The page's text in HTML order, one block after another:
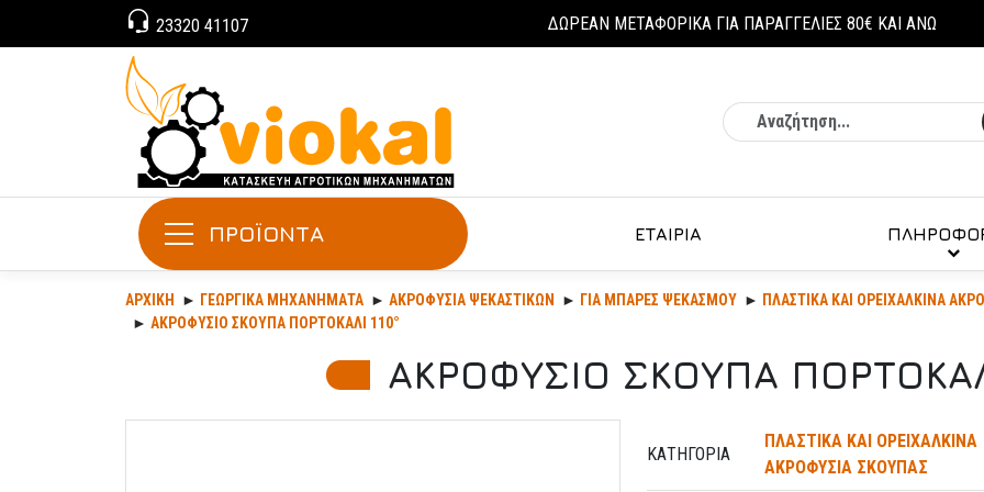
23320 41107 ΔΩΡΕΑΝ ΜΕΤΑΦΟΡΙΚΑ ΓΙΑ ΠΑΡΑΓΓΕΛΙΕΣ 80€ ΚΑΙ ΑΝΩ
ΠΡΟΪΟΝΤΑ ΕΤΑΙΡΙΑ
ΑΡΧΙΚΉ ΓΕΩΡΓΙΚΆ ΜΗΧΑΝΉΜΑΤΑ ΑΚΡΟΦΎΣΙΑ ΨΕΚΑΣΤΙΚΏΝ ΓΙΑ ΜΠΑΡΕΣ ΨΕΚΑΣΜΟΥ
ΠΛΑΣΤΙΚΑ ΚΑΙ ΟΡΕΙΧΑΛΚΙΝΑ
ΑΚΡΟΦΥΣΙΟ ΣΚΟΥΠΑ ΠΟΡΤΟΚΑΛΙ 110°
ΑΚΡΟΦΥΣΙΟ ΣΚΟΥΠΑ
ΚΑΤΗΓΟΡΊΑ
ΠΛΑΣΤΙΚΑ ΚΑΙ ΟΡΕΙΧΑΛΚΙΝΑ
ΑΚΡΟΦΥΣΙΑ ΣΚΟΥΠΑΣ